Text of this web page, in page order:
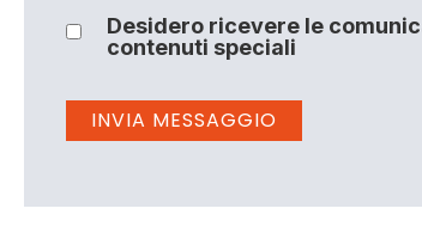
Desidero ricevere le
contenuti speciali